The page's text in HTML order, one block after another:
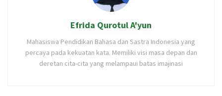
Efrida Qurotul A'yun
Mahasiswa Pendidikan Bahasa dan Sastra Indonesia yang
percaya pada kekuatan kata. Memiliki visi masa depan dan
deretan cita-cita yang melampaui batas imajinasi